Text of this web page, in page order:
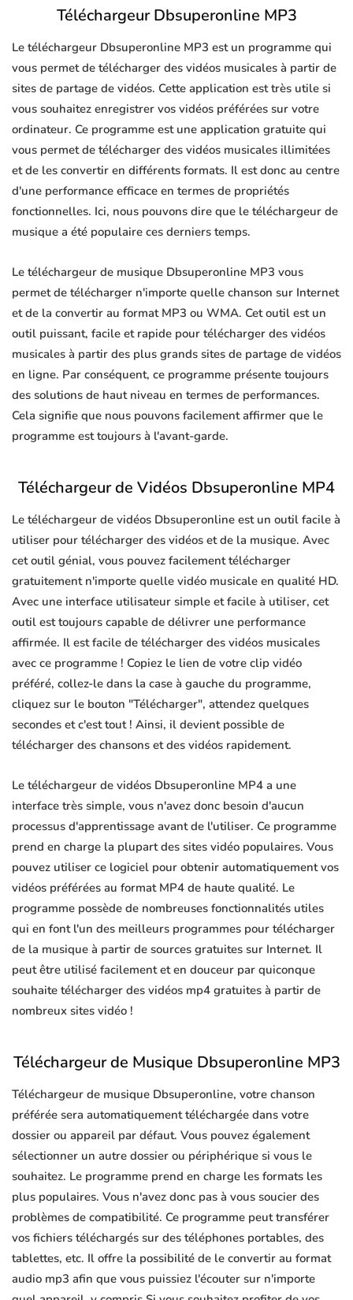
Téléchargeur Dbsuperonline MP3
Le téléchargeur Dbsuperonline MP3 est un programme qui
vous permet de télécharger des vidéos musicales à partir de
sites de partage de vidéos. Cette application est très utile si
vous souhaitez enregistrer vos vidéos préférées sur votre
ordinateur. Ce programme est une application gratuite qui
vous permet de télécharger des vidéos musicales illimitées
et de les convertir en différents formats. Il est donc au centre
d'une performance efficace en termes de propriétés
fonctionnelles. Ici, nous pouvons dire que le téléchargeur de
musique a été populaire ces derniers temps.
Le téléchargeur de musique Dbsuperonline MP3 vous
permet de télécharger n'importe quelle chanson sur Internet
et de la convertir au format MP3 ou WMA. Cet outil est un
outil puissant, facile et rapide pour télécharger des vidéos
musicales à partir des plus grands sites de partage de vidéos
en ligne. Par conséquent, ce programme présente toujours
des solutions de haut niveau en termes de performances.
Cela signifie que nous pouvons facilement affirmer que le
programme est toujours à l'avant-garde.
Téléchargeur de Vidéos Dbsuperonline MP4
Le téléchargeur de vidéos Dbsuperonline est un outil facile à
utiliser pour télécharger des vidéos et de la musique. Avec
cet outil génial, vous pouvez facilement télécharger
gratuitement n'importe quelle vidéo musicale en qualité HD.
Avec une interface utilisateur simple et facile à utiliser, cet
outil est toujours capable de délivrer une performance
affirmée. Il est facile de télécharger des vidéos musicales
avec ce programme ! Copiez le lien de votre clip vidéo
préféré, collez-le dans la case à gauche du programme,
cliquez sur le bouton "Télécharger", attendez quelques
secondes et c'est tout ! Ainsi, il devient possible de
télécharger des chansons et des vidéos rapidement.
Le téléchargeur de vidéos Dbsuperonline MP4 a une
interface très simple, vous n'avez donc besoin d'aucun
processus d'apprentissage avant de l'utiliser. Ce programme
prend en charge la plupart des sites vidéo populaires. Vous
pouvez utiliser ce logiciel pour obtenir automatiquement vos
vidéos préférées au format MP4 de haute qualité. Le
programme possède de nombreuses fonctionnalités utiles
qui en font l'un des meilleurs programmes pour télécharger
de la musique à partir de sources gratuites sur Internet. Il
peut être utilisé facilement et en douceur par quiconque
souhaite télécharger des vidéos mp4 gratuites à partir de
nombreux sites vidéo !
Téléchargeur de Musique Dbsuperonline MP3
Téléchargeur de musique Dbsuperonline, votre chanson
préférée sera automatiquement téléchargée dans votre
dossier ou appareil par défaut. Vous pouvez également
sélectionner un autre dossier ou périphérique si vous le
souhaitez. Le programme prend en charge les formats les
plus populaires. Vous n'avez donc pas à vous soucier des
problèmes de compatibilité. Ce programme peut transférer
vos fichiers téléchargés sur des téléphones portables, des
tablettes, etc. Il offre la possibilité de le convertir au format
audio mp3 afin que vous puissiez l'écouter sur n'importe